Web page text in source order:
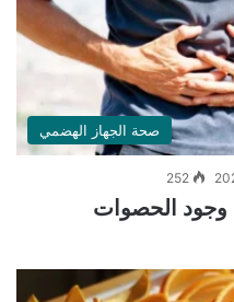
صحة الجهاز الهضمي
252
وجود الحصوات